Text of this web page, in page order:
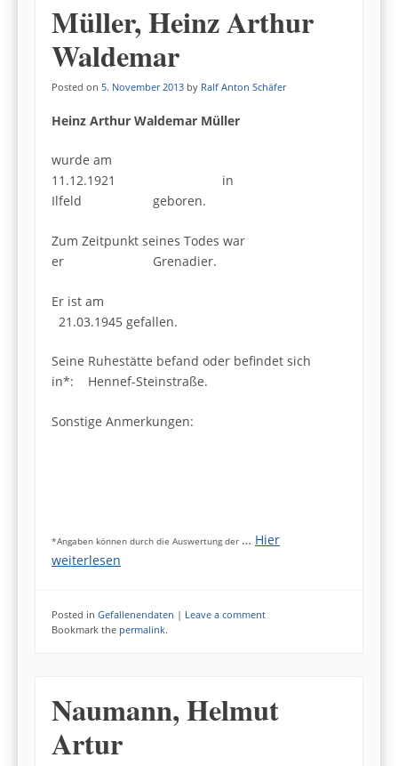
Müller, Heinz Arthur
Waldemar
Posted on 5. November 2013 by Ralf Anton Schäfer
Heinz Arthur Waldemar Müller
wurde am
11.12.1921 in
Ilfeld geboren.
Zum Zeitpunkt seines Todes war
er Grenadier.
Er ist am
21.03.1945 gefallen.
Seine Ruhestätte befand oder befindet sich
in*: Hennef-Steinstraße.
Sonstige Anmerkungen:
*Angaben können durch die Auswertung der … Hier
weiterlesen
Posted in Gefallenendaten | Leave a comment
Bookmark the permalink.
Naumann, Helmut
Artur